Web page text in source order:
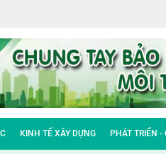
KINH TẾ XÂY DỰNG PHÁT TRIỂN -